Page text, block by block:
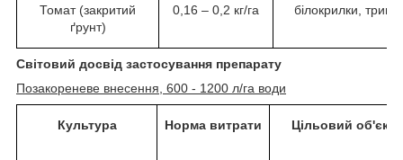
Томат (закритий
ґрунт)
0,16 – 0,2 кг/га білокрилки,
Світовий досвід застосування препарату
Позакореневе внесення, 600 - 1200 л/га води
Культура Норма витрати Цільовий об'єкт